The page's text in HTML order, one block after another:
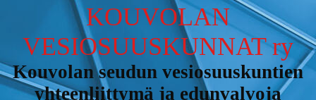
KOUVOLAN
VESIOSUUSKUNNAT ry
Kouvolan seudun vesiosuuskuntien
yhteenliittymä ja edunvalvoja